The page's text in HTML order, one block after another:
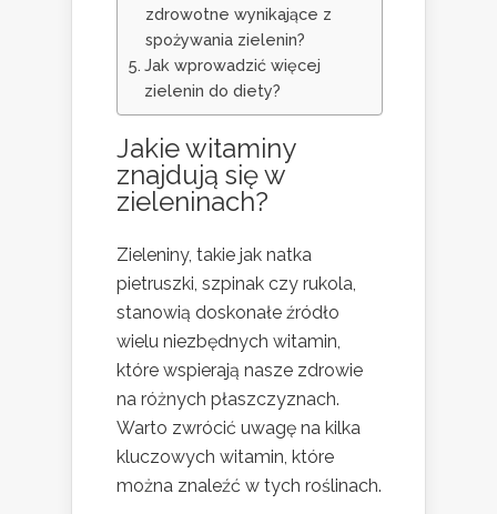
zdrowotne wynikające z
spożywania zielenin?
Jak wprowadzić więcej
zielenin do diety?
Jakie witaminy
znajdują się w
zieleninach?
Zieleniny, takie jak natka
pietruszki, szpinak czy rukola,
stanowią doskonałe źródło
wielu niezbędnych witamin,
które wspierają nasze zdrowie
na różnych płaszczyznach.
Warto zwrócić uwagę na kilka
kluczowych witamin, które
można znaleźć w tych roślinach.